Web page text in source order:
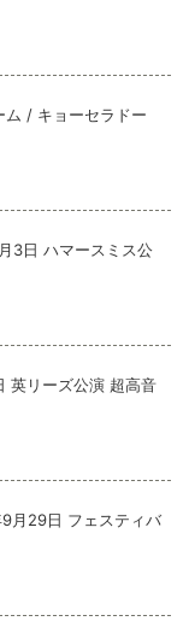
/ キョーセラドー
3日 ハマースミス公
英リーズ公演 超高音
月29日 フェスティバ